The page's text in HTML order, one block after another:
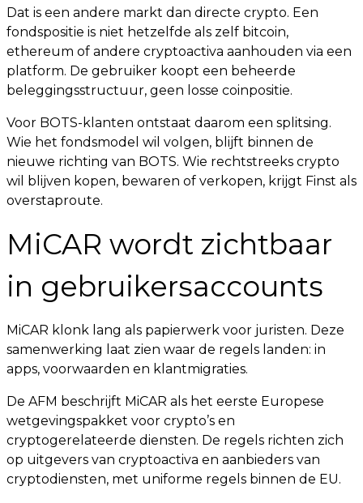
Dat is een andere markt dan directe crypto. Een
fondspositie is niet hetzelfde als zelf bitcoin,
ethereum of andere cryptoactiva aanhouden via een
platform. De gebruiker koopt een beheerde
beleggingsstructuur, geen losse coinpositie.
Voor BOTS-klanten ontstaat daarom een splitsing.
Wie het fondsmodel wil volgen, blijft binnen de
nieuwe richting van BOTS. Wie rechtstreeks crypto
wil blijven kopen, bewaren of verkopen, krijgt Finst als
overstaproute.
MiCAR wordt zichtbaar
in gebruikersaccounts
MiCAR klonk lang als papierwerk voor juristen. Deze
samenwerking laat zien waar de regels landen: in
apps, voorwaarden en klantmigraties.
De AFM beschrijft MiCAR als het eerste Europese
wetgevingspakket voor crypto’s en
cryptogerelateerde diensten. De regels richten zich
op uitgevers van cryptoactiva en aanbieders van
cryptodiensten, met uniforme regels binnen de EU.